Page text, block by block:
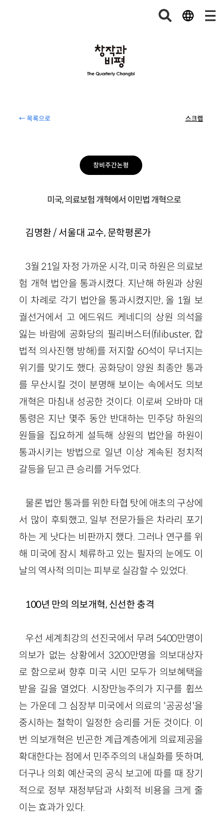
← 목록으로 스크랩
창비주간논평
미국, 의료보험 개혁에서 이민법 개혁으로
김명환 / 서울대 교수, 문학평론가
3월 21일 자정 가까운 시각, 미국 하원은 의료보
험 개혁 법안을 통과시켰다. 지난해 하원과 상원
이 차례로 각기 법안을 통과시켰지만, 올 1월 보
궐선거에서 고 에드워드 케네디의 상원 의석을
잃는 바람에 공화당의 필리버스터(filibuster, 합
법적 의사진행 방해)를 저지할 60석이 무너지는
위기를 맞기도 했다. 공화당이 양원 최종안 통과
를 무산시킬 것이 분명해 보이는 속에서도 의보
개혁은 마침내 성공한 것이다. 이로써 오바마 대
통령은 지난 몇주 동안 반대하는 민주당 하원의
원들을 집요하게 설득해 상원의 법안을 하원이
통과시키는 방법으로 일년 이상 계속된 정치적
갈등을 딛고 큰 승리를 거두었다.
물론 법안 통과를 위한 타협 탓에 애초의 구상에
서 많이 후퇴했고, 일부 전문가들은 차라리 포기
하는 게 낫다는 비판까지 했다. 그러나 연구를 위
해 미국에 잠시 체류하고 있는 필자의 눈에도 이
날의 역사적 의미는 피부로 실감할 수 있었다.
100년 만의 의보개혁, 신선한 충격
우선 세계최강의 선진국에서 무려 5400만명이
의보가 없는 상황에서 3200만명을 의보대상자
로 함으로써 향후 미국 시민 모두가 의보혜택을
받을 길을 열었다. 시장만능주의가 지구를 휩쓰
는 가운데 그 심장부 미국에서 의료의 '공공성'을
중시하는 철학이 일정한 승리를 거둔 것이다. 이
번 의보개혁은 빈곤한 계급계층에게 의료제공을
확대한다는 점에서 민주주의의 내실화를 뜻하며,
더구나 의회 예산국의 공식 보고에 따를 때 장기
적으로 정부 재정부담과 사회적 비용을 크게 줄
이는 효과가 있다.